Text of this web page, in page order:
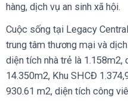
hàng, dịch vụ an sinh xã hội.
Cuộc sống tại Legacy
trung tâm thương mại và
diện tích nhà trẻ là 1.158m2,
14.350m2, Khu SHCĐ
930.61 m2, diện tích công